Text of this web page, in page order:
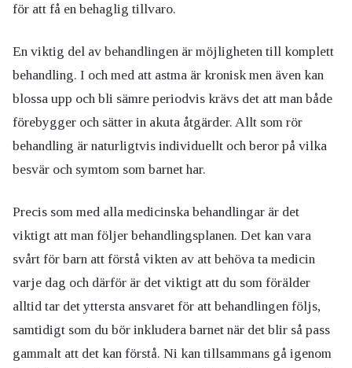
för att få en behaglig tillvaro.
En viktig del av behandlingen är möjligheten till komplett
behandling. I och med att astma är kronisk men även kan
blossa upp och bli sämre periodvis krävs det att man både
förebygger och sätter in akuta åtgärder. Allt som rör
behandling är naturligtvis individuellt och beror på vilka
besvär och symtom som barnet har.
Precis som med alla medicinska behandlingar är det
viktigt att man följer behandlingsplanen. Det kan vara
svårt för barn att förstå vikten av att behöva ta medicin
varje dag och därför är det viktigt att du som förälder
alltid tar det yttersta ansvaret för att behandlingen följs,
samtidigt som du bör inkludera barnet när det blir så pass
gammalt att det kan förstå. Ni kan tillsammans gå igenom